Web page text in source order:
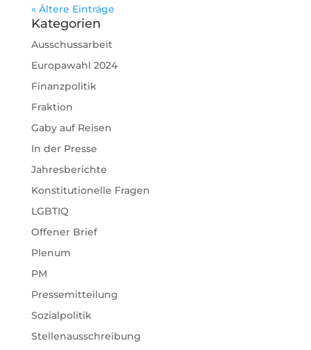
« Ältere Einträge
Kategorien
Ausschussarbeit
Europawahl 2024
Finanzpolitik
Fraktion
Gaby auf Reisen
In der Presse
Jahresberichte
Konstitutionelle Fragen
LGBTIQ
Offener Brief
Plenum
PM
Pressemitteilung
Sozialpolitik
Stellenausschreibung